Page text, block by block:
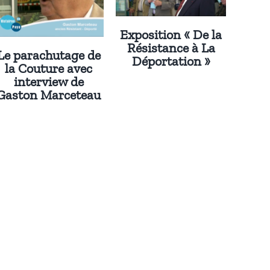
parachutage de
la Couture avec
interview de
Marceteau
Exposition « De la
Résistance à La
Déportation »